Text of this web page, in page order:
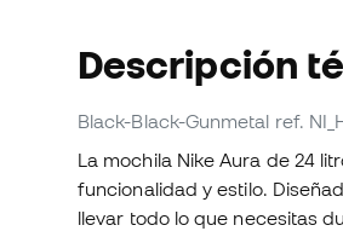
Descripción
Black-Black-Gunmetal ref.
La mochila Nike Aura de 24
funcionalidad y estilo.
llevar todo lo que necesitas